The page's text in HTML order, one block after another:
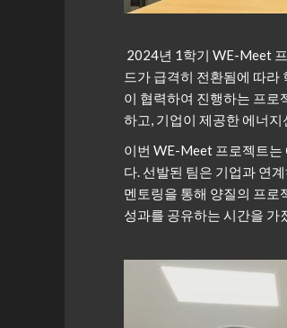
2024년 1학기 WE-Meet
드가 급격히 전환됨에 따라
이 협력하여 진행하는 프로
하고, 기업이 제공한 에너
이번 WE-Meet 프로젝트는
다. 선발된 팀은 기업과 연
멘토링을 통해 양질의 프로
성과를 공유하는 시간을 가